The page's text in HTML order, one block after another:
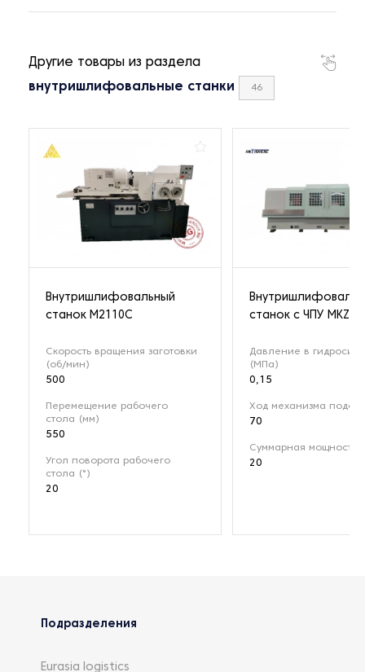
Другие товары из раздела
внутришлифовальные станки 46
Внутришлифовальный
станок М2110С
Скорость вращения заготовки
(об/мин)
500
Перемещение рабочего
стола (мм)
550
Угол поворота рабочего
стола (°)
20
станок с ЧПУ
Давление в
(МПа)
0,15
Ход механизма
70
Суммарная мощность
20
Подразделения
Eurasia logistics